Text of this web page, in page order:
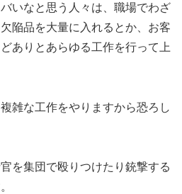
いなと思う人々は、職場でわざ
陥品を大量に入れるとか、お客
ありとあらゆる工作を行って上
雑な工作をやりますから恐ろし
を集団で殴りつけたり銃撃する